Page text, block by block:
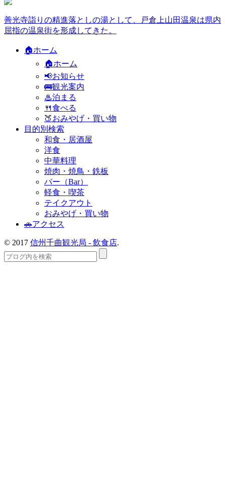
善光寺詣りの精進落としの湯として、戸倉上山田温泉は県内
屈指の温泉街を形成してきた。
🏠ホーム
🏠ホーム
📢お知らせ
🚌観光案内
♨泊まる
🍴食べる
🍑おみやげ・買い物
目的別検索
和食・居酒屋
洋食
中華料理
焼肉・焼鳥・鉄板
バー（Bar）
軽食・喫茶
テイクアウト
おみやげ・買い物
🚗アクセス
© 2017 信州千曲観光局 - 飲食店.